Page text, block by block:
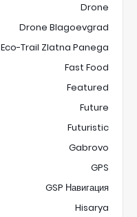
Drone
Drone Blagoevgrad
Eco-Trail Zlatna Panega
Fast Food
Featured
Future
Futuristic
Gabrovo
GPS
GSP Навигация
Hisarya